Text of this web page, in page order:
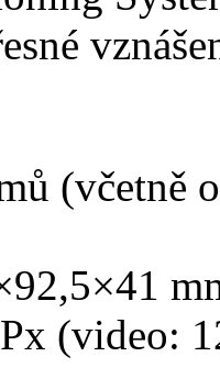
(včetně
(video: